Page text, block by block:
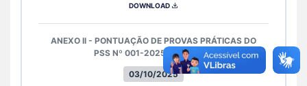
DOWNLOAD
03/10/2025
ANEXO II - PONTUAÇÃO DE PROVAS PRÁTICAS DO
PSS Nº 001-2025 -PMJAURU